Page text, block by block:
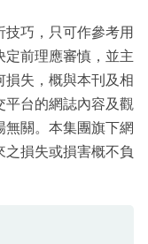
巧，只可作參考用
定前理應審慎，並主
損失，概與本刊及相
平台的網誌內容及觀
關。本集團旗下網
損失或損害概不負